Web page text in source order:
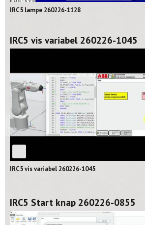
IRC5 lampe 260226-1128
IRC5 vis variabel 260226-1045
IRC5 vis variabel 260226-1045
IRC5 Start knap 260226-0855